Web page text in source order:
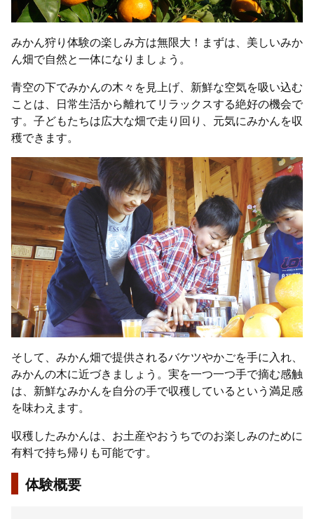
みかん狩り体験の楽しみ方は無限大！まずは、美しいみか
ん畑で自然と一体になりましょう。
青空の下でみかんの木々を見上げ、新鮮な空気を吸い込む
ことは、日常生活から離れてリラックスする絶好の機会で
す。子どもたちは広大な畑で走り回り、元気にみかんを収
穫できます。
そして、みかん畑で提供されるバケツやかごを手に入れ、
みかんの木に近づきましょう。実を一つ一つ手で摘む感触
は、新鮮なみかんを自分の手で収穫しているという満足感
を味わえます。
収穫したみかんは、お土産やおうちでのお楽しみのために
有料で持ち帰りも可能です。
体験概要